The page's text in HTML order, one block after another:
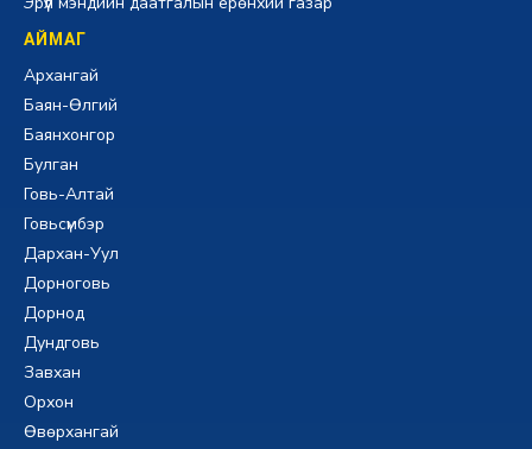
АЙМАГ
Архангай
Баян-Өлгий
Баянхонгор
Булган
Говь-Алтай
Говьсүмбэр
Дархан-Уул
Дорноговь
Дорнод
Дундговь
Завхан
Орхон
Өвөрхангай